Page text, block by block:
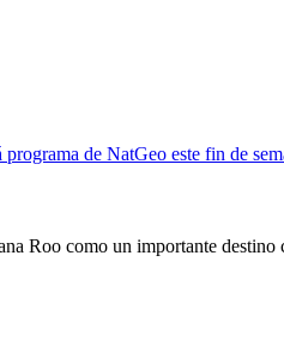
de NatGeo este fin de
Roo como un importante